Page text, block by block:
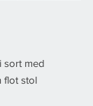
sort med
flot stol